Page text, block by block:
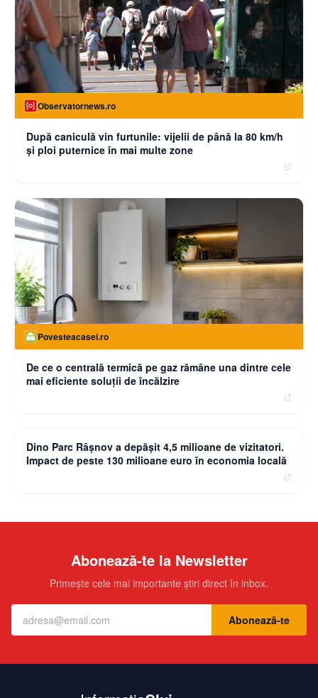
Observatornews.ro
După caniculă vin furtunile: vijelii de până la 80 km/h
și ploi puternice în mai multe zone
Povesteacasei.ro
De ce o centrală termică pe gaz rămâne una dintre cele
mai eficiente soluții de încălzire
Dino Parc Râșnov a depășit 4,5 milioane de vizitatori.
Impact de peste 130 milioane euro în economia locală
Abonează-te la Newsletter
Primește cele mai importante știri direct în inbox.
Abonează-te